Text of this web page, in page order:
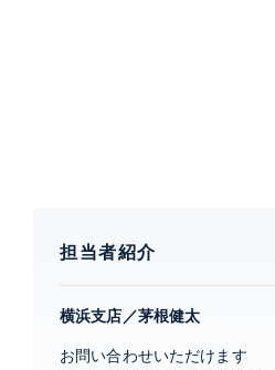
建物詳細
担当者紹介
横浜支店／茅根健太
お問い合わせいただけます